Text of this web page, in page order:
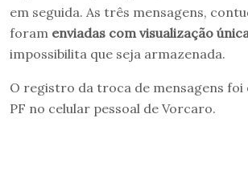
em seguida. As três mensagens,
foram enviadas com visualização
impossibilita que seja armazenada.
O registro da troca de mensagens
PF no celular pessoal de Vorcaro.